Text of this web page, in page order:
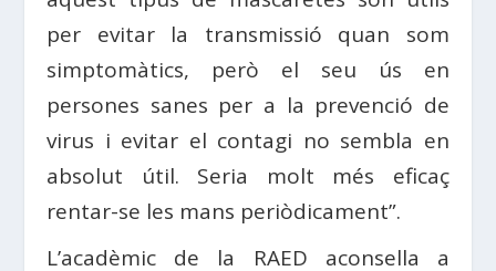
per evitar la transmissió quan som
simptomàtics, però el seu ús en
persones sanes per a la prevenció de
virus i evitar el contagi no sembla en
absolut útil. Seria molt més eficaç
rentar-se les mans periòdicament”.
L’acadèmic de la RAED aconsella a